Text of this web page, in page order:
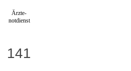
Ärzte-
notdienst
141